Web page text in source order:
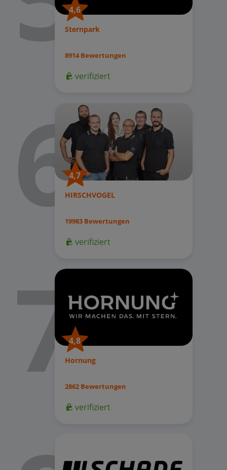
4,6
Sternpark
8914 Bewertungen
verifiziert
4,7
HIRSCHVOGEL
19983 Bewertungen
verifiziert
4,8
Hornung
2862 Bewertungen
verifiziert